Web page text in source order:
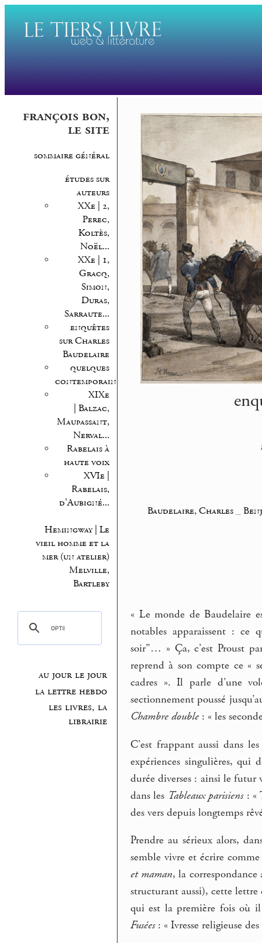
françois bon,
le site
sommaire général
études sur
auteurs
XXe | 2,
Perec,
Koltès,
Noël...
XXe | 1,
Gracq,
Simon,
Duras,
Sarraute...
enquêtes
sur Charles
Baudelaire
quelques
contemporains
XIXe
| Balzac,
Maupassant,
Nerval...
Rabelais à
haute voix
XVIe |
Rabelais,
d’Aubigné...
Hemingway | Le
vieil homme et la
mer (un atelier)
Melville,
Bartleby
au jour le jour
la lettre hebdo
les livres, la
librairie
Baudelaire, Charles_
« Le monde de Baudelaire
notables apparaissent : ce
soir”… » Ça, c’est Proust
reprend à son compte ce «
cadres ». Il parle d’une
sectionnement poussé
Chambre double : « les
C’est frappant aussi dans
expériences singulières, qui
durée diverses : ainsi le futur
dans les Tableaux parisiens: «
des vers depuis longtemps
Prendre au sérieux alors,
semble vivre et écrire
et maman, la
structurant aussi), cette lettre
qui est la première fois où il
Fusées: « Ivresse religieuse